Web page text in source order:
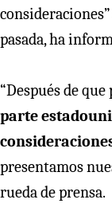
pasada, ha
“Después de
parte
presentamos
rueda de prensa.